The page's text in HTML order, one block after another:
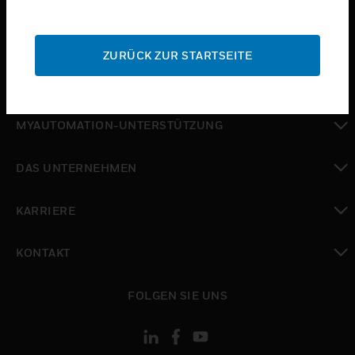
SUPPORT
toggle view
toggle view
MYAUTOMATION-UNTERSTÜTZUNG
DAS UNTERNEHMEN
KARRIERE
KONTAKT
FOLGEN SIE UNS
ZURÜCK ZUR STARTSEITE